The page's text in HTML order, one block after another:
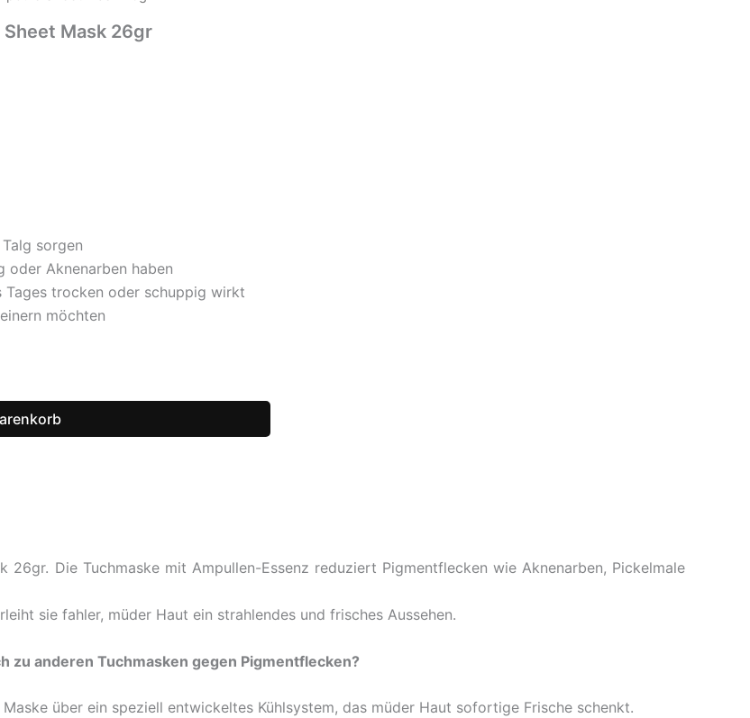
Mask 26gr
sorgen
oder Aknenarben haben
trocken oder schuppig wirkt
möchten
26gr. Die Tuchmaske mit Ampullen-Essenz reduziert Pigmentflecken wie Aknenarben, Pickelmale
sie fahler, müder Haut ein strahlendes und frisches Aussehen.
zu anderen Tuchmasken gegen Pigmentflecken?
über ein speziell entwickeltes Kühlsystem, das müder Haut sofortige Frische schenkt.